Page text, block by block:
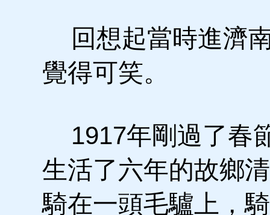
回想起當時進濟
覺得可笑。
1917年剛過了春
生活了六年的故鄉
騎在一頭毛驢上，